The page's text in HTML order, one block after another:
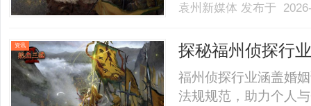
袁州新媒体 发布于
资讯 探秘福州侦探行
福州侦探行业涵盖婚
法规规范，助力个人